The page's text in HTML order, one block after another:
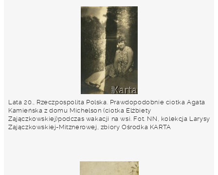
Lata 20., Rzeczpospolita Polska. Prawdopodobnie ciotka Agata
Kamieńska z domu Michelson (ciotka Elżbiety
Zajączkowskiej)podczas wakacji na wsi. Fot. NN, kolekcja Larysy
Zajączkowskiej-Mitznerowej, zbiory Ośrodka KARTA